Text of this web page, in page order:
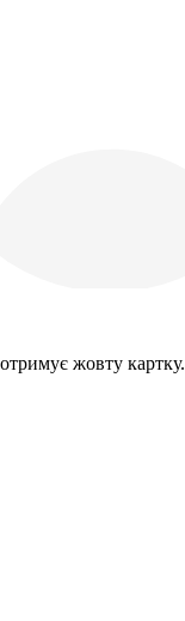
жовту картку.